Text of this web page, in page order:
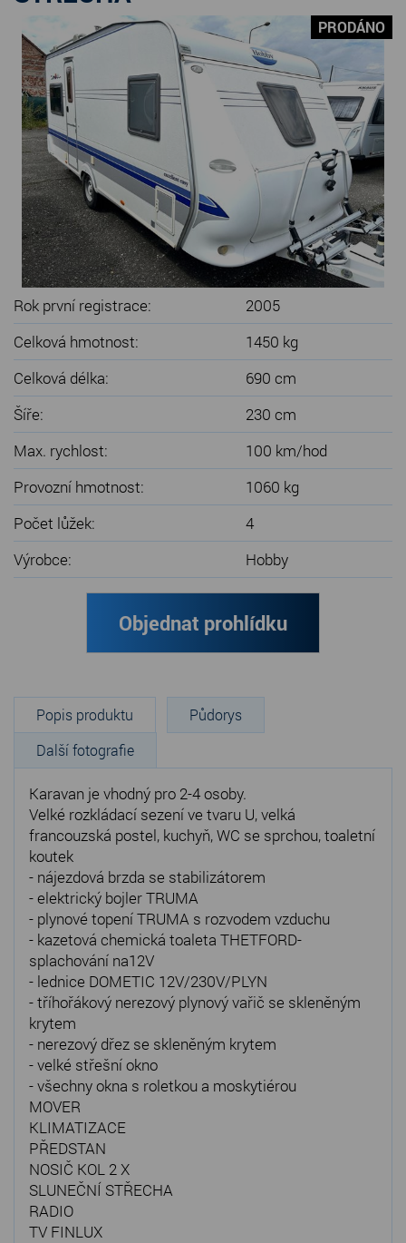
SERVIS KARAVANŮ
KONTAKT
PRODÁNO
Rok první registrace:
2005
Celková hmotnost:
1450 kg
Celková délka:
690 cm
Šíře:
230 cm
Max. rychlost:
100 km/hod
Provozní hmotnost:
1060 kg
Počet lůžek:
4
Výrobce:
Hobby
Objednat prohlídku
Popis produktu
Půdorys
Další fotografie
Karavan je vhodný pro 2-4 osoby.
Velké rozkládací sezení ve tvaru U, velká
francouzská postel, kuchyň, WC se sprchou, toaletní
koutek
- nájezdová brzda se stabilizátorem
- elektrický bojler TRUMA
- plynové topení TRUMA s rozvodem vzduchu
- kazetová chemická toaleta THETFORD-
splachování na12V
- lednice DOMETIC 12V/230V/PLYN
- tříhořákový nerezový plynový vařič se skleněným
krytem
- nerezový dřez se skleněným krytem
- velké střešní okno
- všechny okna s roletkou a moskytiérou
MOVER
KLIMATIZACE
PŘEDSTAN
NOSIČ KOL 2 X
SLUNEČNÍ STŘECHA
RADIO
TV FINLUX